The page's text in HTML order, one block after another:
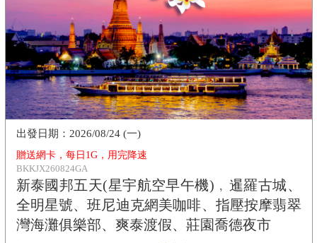
贈送網卡，每日1G，用完降速
BKKJX260824GA
新泰國邦五天(星宇航空早午機)﹐暹羅古城、
全明星號、班尼迪克網美咖啡、指壓按摩翡翠
灣海灘俱樂部、爽泰渡假、莊園喬德夜市
2026/08/24 (一)